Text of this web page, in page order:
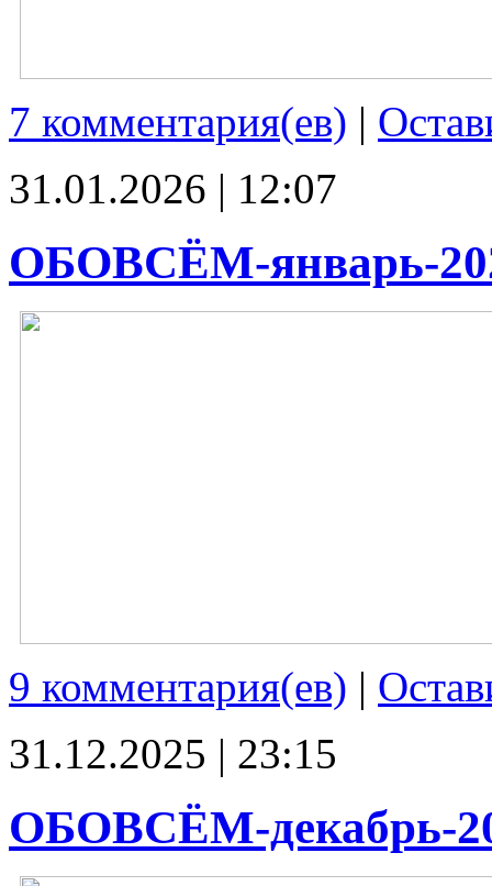
7 комментария(ев) |
31.01.2026 | 12:07
ОБОВСЁМ-январь-
9 комментария(ев) |
31.12.2025 | 23:15
ОБОВСЁМ-декабрь-